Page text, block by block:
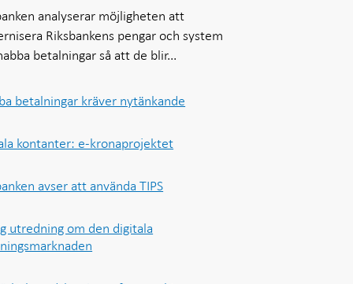
analyserar möjligheten att
Riksbankens pengar och system
betalningar så att de blir...
betalningar kräver nytänkande
kontanter: e-kronaprojektet
avser att använda TIPS
utredning om den digitala